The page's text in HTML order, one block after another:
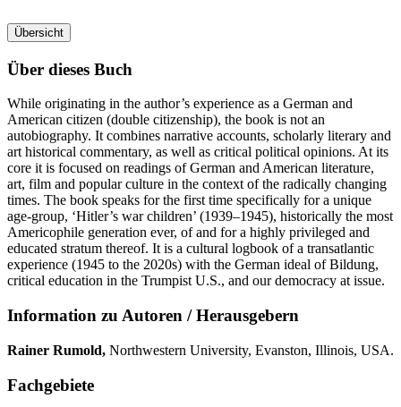
Übersicht
Über dieses Buch
While originating in the author’s experience as a German and
American citizen (double citizenship), the book is not an
autobiography. It combines narrative accounts, scholarly literary and
art historical commentary, as well as critical political opinions. At its
core it is focused on readings of German and American literature,
art, film and popular culture in the context of the radically changing
times. The book speaks for the first time specifically for a unique
age-group, ‘Hitler’s war children’ (1939–1945), historically the most
Americophile generation ever, of and for a highly privileged and
educated stratum thereof. It is a cultural logbook of a transatlantic
experience (1945 to the 2020s) with the German ideal of Bildung,
critical education in the Trumpist U.S., and our democracy at issue.
Information zu Autoren / Herausgebern
Rainer Rumold, Northwestern University, Evanston, Illinois, USA.
Fachgebiete